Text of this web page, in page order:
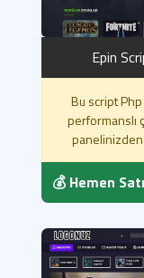
Epin
Bu script
performanslı
💰 Hemen